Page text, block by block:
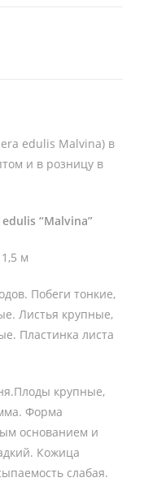
edulis Malvina) в
и в розницу в
“Malvina”
м
Побеги тонкие,
Листья крупные,
Пластинка листа
крупные,
Форма
основанием и
Кожица
слабая.